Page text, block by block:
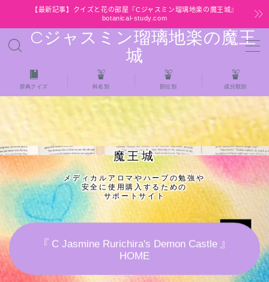
【最新記事】クイズと花の部屋『Cジャスミン瑠璃地楽の魔王城』
botanical-study.com
Cジャスミン瑠璃地楽の魔王
城
MENU
HOME
【最新】クイズと花の部屋
★全種/アロマハーブスパイス基材 プチ辞典ク
イズ＆プチ辞典
★アロマ検定＋αクイズ
★アロマハーブ傾向チェック
辞典クイズ 科名別 部位別 成分類別
魔王城
メディカルアロマやハーブの勉強や
安全に使用購入するための
サポートサイト
『 C Jasmine Rurichira's Demon Castle 』
HOME